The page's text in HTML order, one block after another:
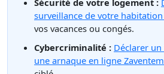
Sécurité de votre logement :
surveillance de votre
vos vacances ou congés.
Cybercriminalité : Déclarer
une arnaque en ligne Zaventem